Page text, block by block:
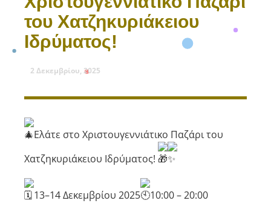
του Χατζηκυριάκειου
Ιδρύματος!
2 Δεκεμβρίου, 2025
Ελάτε στο Χριστουγεννιάτικο Παζάρι του
Χατζηκυριάκειου Ιδρύματος!
13–14 Δεκεμβρίου 2025 10:00 – 20:00